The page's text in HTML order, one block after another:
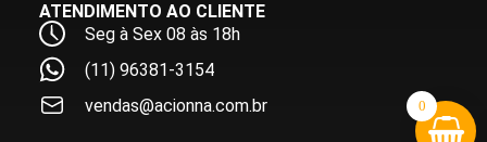
ATENDIMENTO AO CLIENTE
Seg à Sex 08 às 18h
(11) 96381-3154
vendas@acionna.com.br
0